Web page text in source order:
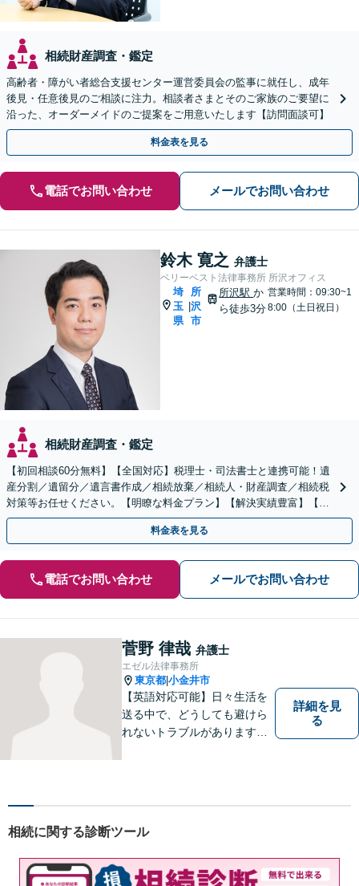
相続財産調査・鑑定
高齢者・障がい者総合支援センター運営委員会の監事に就任し、成年
後見・任意後見のご相談に注力。相談者さまとそのご家族のご要望に
沿った、オーダーメイドのご提案をご用意いたします【訪問面談可】
料金表を見る
電話でお問い合わせ メールでお問い合わせ
鈴木 寛之 弁護士
ベリーベスト法律事務所 所沢オフィス
埼
玉
県
|
所
沢
市
所沢駅か
ら徒歩3分
営業時間：09:30~1
8:00（土日祝日）
相続財産調査・鑑定
【初回相談60分無料】【全国対応】税理士・司法書士と連携可能！遺
産分割／遺留分／遺言書作成／相続放棄／相続人・財産調査／相続税
対策等お任せください。【明瞭な料金プラン】【解決実績豊富】【電
話相談可】
料金表を見る
電話でお問い合わせ メールでお問い合わせ
菅野 律哉 弁護士
エゼル法律事務所
東京都 小金井市
【英語対応可能】日々生活を
送る中で、どうしても避けら
れないトラブルがあります。
ます。 まずはお気軽にご相談
詳細を見
る
相続に関する診断ツール